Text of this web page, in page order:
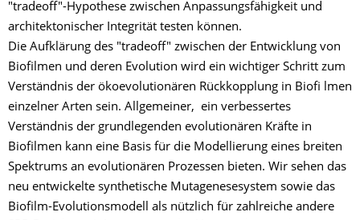
"tradeoff"-Hypothese zwischen Anpassungsfähigkeit und
architektonischer Integrität testen können.
Die Aufklärung des "tradeoff" zwischen der Entwicklung von
Biofilmen und deren Evolution wird ein wichtiger Schritt zum
Verständnis der ökoevolutionären Rückkopplung in Biofi lmen
einzelner Arten sein. Allgemeiner, ein verbessertes
Verständnis der grundlegenden evolutionären Kräfte in
Biofilmen kann eine Basis für die Modellierung eines breiten
Spektrums an evolutionären Prozessen bieten. Wir sehen das
neu entwickelte synthetische Mutagenesesystem sowie das
Biofilm-Evolutionsmodell als nützlich für zahlreiche andere